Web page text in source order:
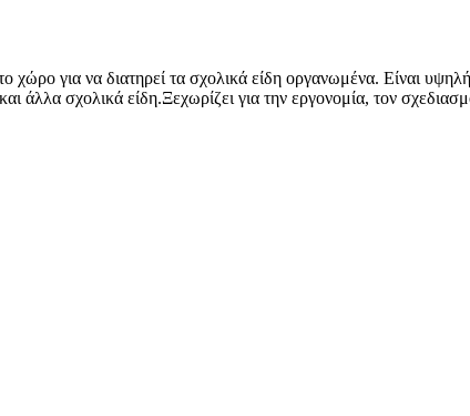
χώρο για να διατηρεί τα σχολικά είδη οργανωμένα. Είναι
άλλα σχολικά είδη.Ξεχωρίζει για την εργονομία, τον